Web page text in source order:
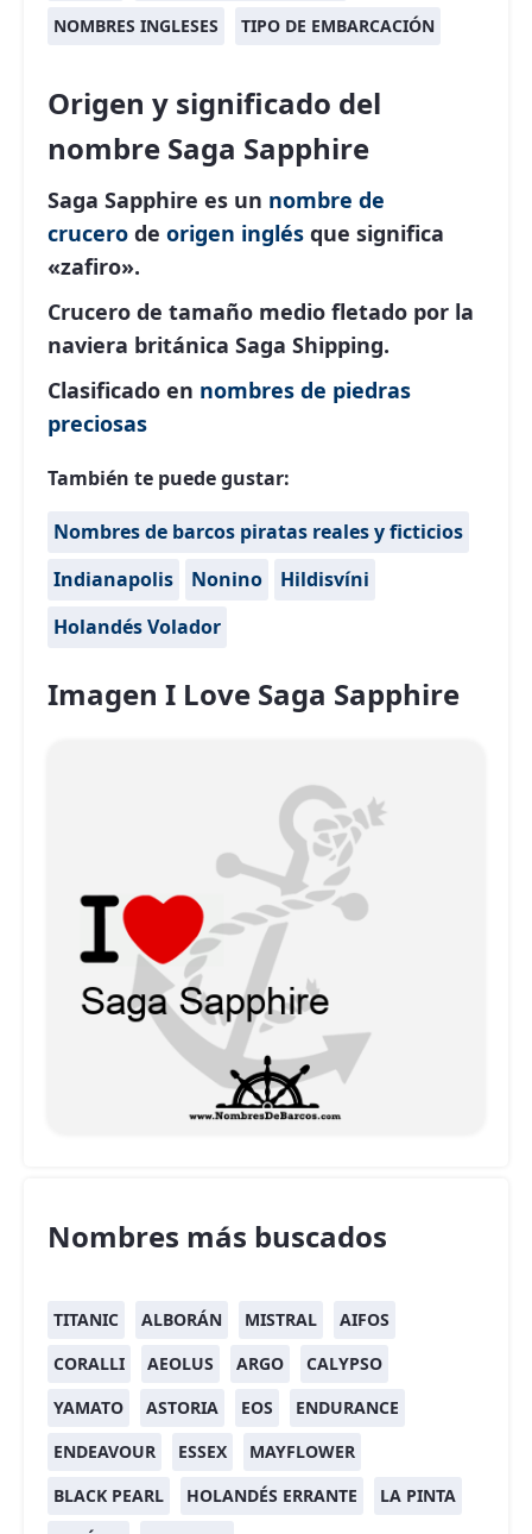
NOMBRES INGLESES
TIPO DE EMBARCACIÓN
Origen y significado del
nombre Saga Sapphire
Saga Sapphire es un nombre de
crucero de origen inglés que significa
«zafiro».
Crucero de tamaño medio fletado por la
naviera británica Saga Shipping.
Clasificado en nombres de piedras
preciosas
También te puede gustar:
Nombres de barcos piratas reales y ficticios
Indianapolis
Nonino
Hildisvíni
Holandés Volador
Imagen I Love Saga Sapphire
Nombres más buscados
TITANIC ALBORÁN MISTRAL
AIFOS
CORALLI
AEOLUS ARGO
CALYPSO
YAMATO
ASTORIA EOS
ENDURANCE
ENDEAVOUR
ESSEX
MAYFLOWER
BLACK PEARL
HOLANDÉS ERRANTE
LA PINTA